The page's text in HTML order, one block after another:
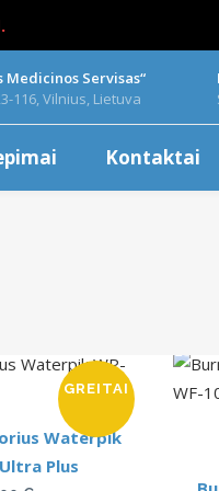
Medicinos Servisas“
116, Vilnius, Lietuva
Kontaktai
GREITAI
Waterpik
Plus